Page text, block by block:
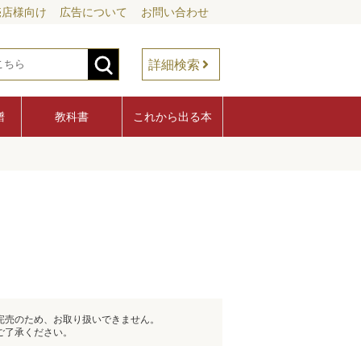
様向け 広告について お問い合わせ
詳細検索
教科書 これから出る本
売のため、お取り扱いできません。
了承ください。